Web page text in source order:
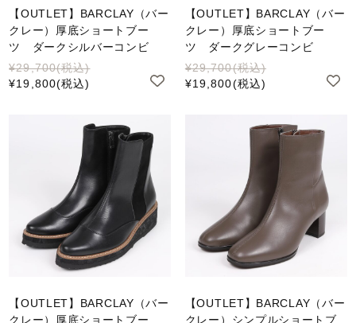
【OUTLET】BARCLAY（バー
クレー）厚底ショートブー
ツ ダークシルバーコンビ
¥29,700(税込)
¥19,800(税込)
【OUTLET】BARCLAY（バー
クレー）厚底ショートブー
ツ ダークグレーコンビ
¥29,700(税込)
¥19,800(税込)
【OUTLET】BARCLAY（バー
クレー）厚底ショートブー
【OUTLET】BARCLAY（バー
クレー）シンプルショートブ